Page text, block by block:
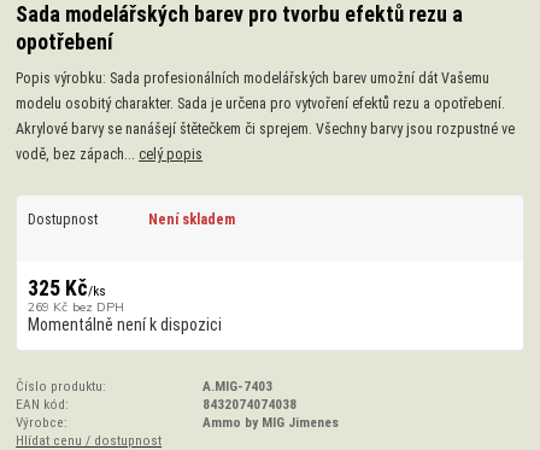
Sada modelářských barev pro tvorbu efektů rezu a
opotřebení
Popis výrobku: Sada profesionálních modelářských barev umožní dát Vašemu
modelu osobitý charakter. Sada je určena pro vytvoření efektů rezu a opotřebení.
Akrylové barvy se nanášejí štětečkem či sprejem. Všechny barvy jsou rozpustné ve
vodě, bez zápach... celý popis
Dostupnost Není skladem
325 Kč/ks
269 Kč bez DPH
Momentálně není k dispozici
Číslo produktu:
A.MIG-7403
EAN kód:
8432074074038
Výrobce:
Ammo by MIG Jimenes
Hlídat cenu / dostupnost